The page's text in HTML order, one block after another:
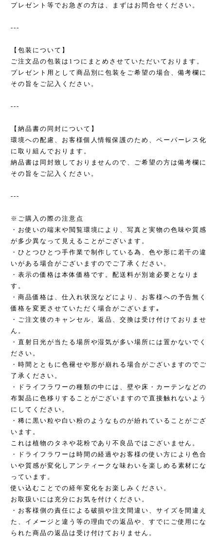
プレゼント等でお急ぎの方は、まずはお問合せください。
---
【包装について】
ご注文品の包装は1つにまとめさせていただいております。
プレゼント用として商品別に包装をご希望の場合、備考欄に
その旨をご記入ください。
---
【納品書の同封について】
環境への配慮、お客様個人情報保護のため、ペーパーレス化
に取り組んでおります。
納品書は同封致しておりませんので、ご希望の方は備考欄に
その旨をご記入ください。
---
※ご購入の際の注意点
・お使いの端末や閲覧環境により、写真と実物の色味や質感
が多少異なって見えることがございます。
・ひとつひとつ手作業で制作している為、色や形に若干の違
いがある場合がございますのでご了承ください。
・表示の価格は本体価格です。配送料が別途必要となりま
す。
・商品価格は、仕入れ状況などにより、お客様への予告無く
価格を変更させていただく場合がございます｡
・ご注文後のキャンセル、返品、交換は受け付けておりませ
ん。
・直射日光が当たる場所や湿気が多い場所には置かないでく
ださい。
・時間とともに色褪せや形が崩れる場合がございますのでご
了承ください。
・ドライフラワーの種類の中には、壁や床・カーテンなどの
布製品に色移りすることがございますので直接触れないよう
にしてください。
・稀に黒い粒や白い粉のようなものが紛れていることがござ
います。
これは植物のタネや花粉であり不良品ではございません。
・ドライフラワーは時間の経過やお客様の使い方により色合
いや質感が変化しアンティークな味わいを楽しめる素材にな
っています。
使い込むことでの経年変化をお楽しみください。
お取扱いには充分にお気を付けください。
・お客様側の責任による破損や注文間違い、サイズを間違え
た、イメージと違う等の理由での返品や、すでにご使用にな
られた商品の返品は受け付けておりません。